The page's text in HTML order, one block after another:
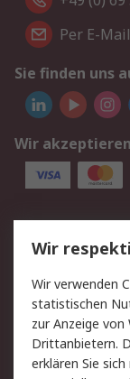
Per E-
Sie finden uns
Wir
Service
Value Added
Hilfe
Rechtliches
Wir
Wir verwenden
statistischen
zur Anzeige
Drittanbietern.
erklären Sie